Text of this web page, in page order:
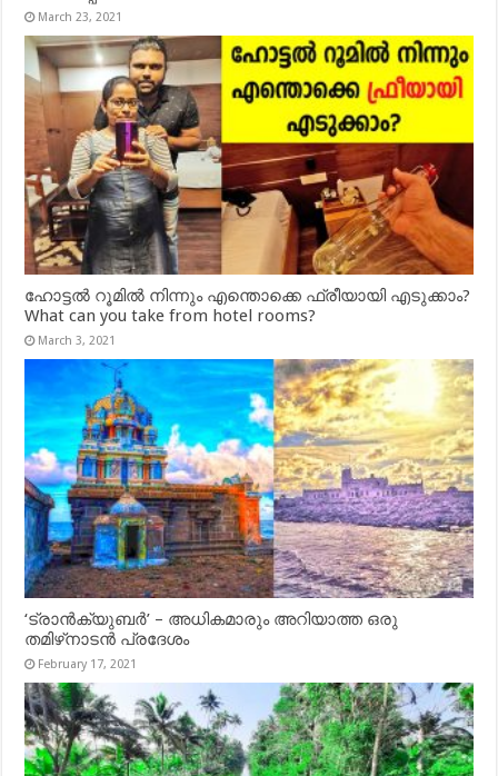
March 23, 2021
ഹോട്ടൽ റൂമിൽ നിന്നും എന്തൊക്കെ ഫ്രീയായി എടുക്കാം?
What can you take from hotel rooms?
March 3, 2021
‘ട്രാൻക്യുബർ’ – അധികമാരും അറിയാത്ത ഒരു
തമിഴ്‌നാടൻ പ്രദേശം
February 17, 2021